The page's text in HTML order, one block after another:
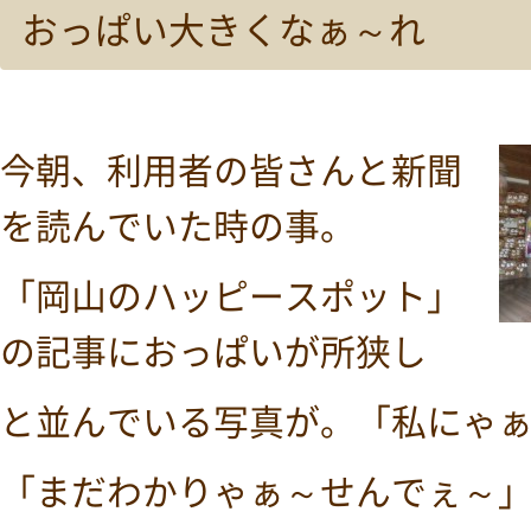
おっぱい大きくなぁ～れ
今朝、利用者の皆さんと新聞
を読んでいた時の事。
「岡山のハッピースポット」
の記事におっぱいが所狭し
と並んでいる写真が。「私にゃ
「まだわかりゃぁ～せんでぇ～